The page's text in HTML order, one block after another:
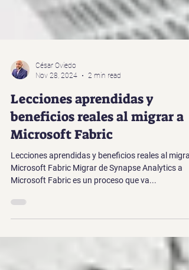
Nov 28, 2024
2 min read
Lecciones aprendidas y
beneficios reales al migrar a
Microsoft Fabric
Lecciones aprendidas y beneficios reales al
Microsoft Fabric es un proceso que va...